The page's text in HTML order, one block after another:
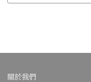
關於我們